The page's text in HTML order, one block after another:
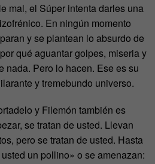
mal, el Súper intenta darles una
En ningún momento
y se plantean lo absurdo de
qué aguantar golpes, miseria y
nada. Pero lo hacen. Ese es su
y tremebundo universo.
y Filemón también es
se tratan de usted. Llevan
pero se tratan de usted. Hasta
un pollino» o se amenazan: